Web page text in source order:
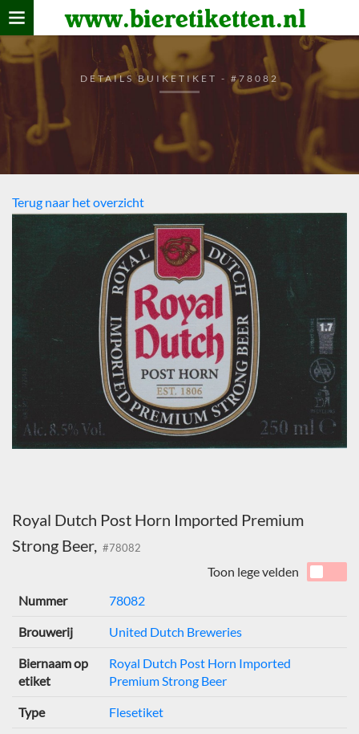
www.bieretiketten.nl
Home
verzamelen
De bierkaart
Bezoekers
DETAILS BUIKETIKET - #78082
Terug naar het overzicht
Royal Dutch Post Horn Imported Premium
Strong Beer,
#78082
Toon lege velden
Nummer
78082
Brouwerij United Dutch Breweries
Biernaam op
etiket
Royal Dutch Post Horn Imported
Premium Strong Beer
Type Flesetiket